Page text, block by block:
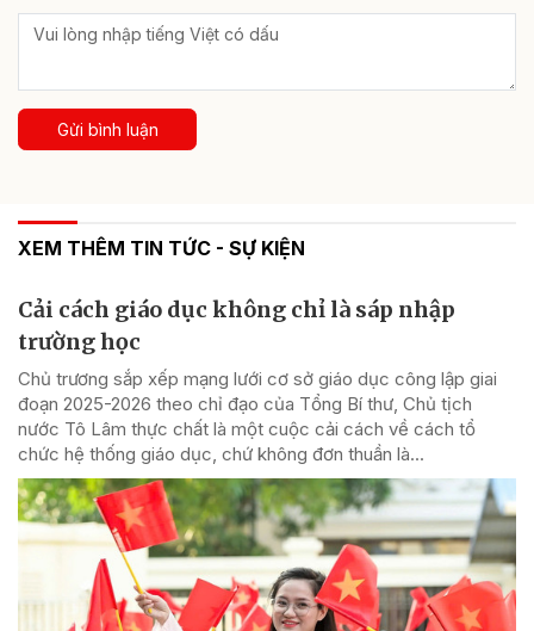
Gửi bình luận
XEM THÊM TIN TỨC - SỰ KIỆN
Cải cách giáo dục không chỉ là sáp nhập
trường học
Chủ trương sắp xếp mạng lưới cơ sở giáo dục công lập giai
đoạn 2025-2026 theo chỉ đạo của Tổng Bí thư, Chủ tịch
nước Tô Lâm thực chất là một cuộc cải cách về cách tổ
chức hệ thống giáo dục, chứ không đơn thuần là...